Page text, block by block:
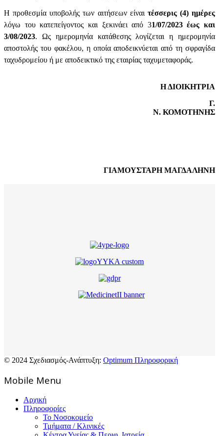
Η προθεσμία υποβολής των αιτήσεων είναι τέσσερις (4) ημέρες
λόγω του κατεπείγοντος και ξεκινάει από 31/07/2023 έως και
3/08/2023. Ως ημερομηνία κατάθεσης λογίζεται η ημερομηνία
αποστολής του φακέλου, η οποία αποδεικνύεται από τη σφραγίδα
ταχυδρομείου ή με αποδεικτικό της εταιρίας ταχυμεταφοράς.
Η ΔΙΟΙΚΗΤΡΙΑ
Γ.
Ν. ΚΟΜΟΤΗΝΗΣ
ΓΙΑΜΟΥΣΤΑΡΗ ΜΑΓΔΑΛΗΝΗ
© 2024 Σχεδιασμός-Ανάπτυξη: Optimum Πληροφορική
Mοbile Menu
Αρχική
Πληροφορίες
Το Νοσοκομείο
Τμήματα / Κλινικές